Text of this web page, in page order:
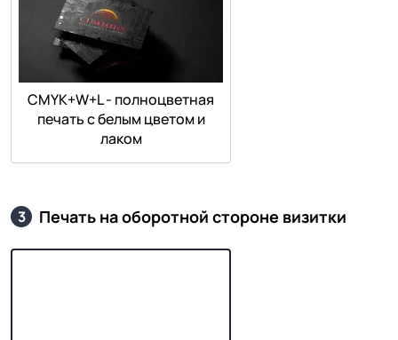
СMYK+W+L - полноцветная
печать с белым цветом и
лаком
3 Печать на оборотной стороне визитки